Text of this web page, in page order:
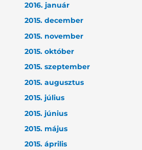
2016. január
2015. december
2015. november
2015. október
2015. szeptember
2015. augusztus
2015. július
2015. június
2015. május
2015. április